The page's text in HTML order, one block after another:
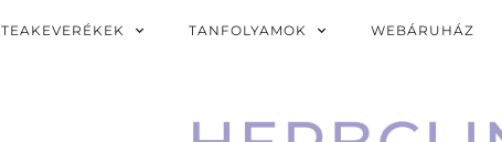
TEAKEVERÉKEK TANFOLYAMOK WEBÁRUHÁZ